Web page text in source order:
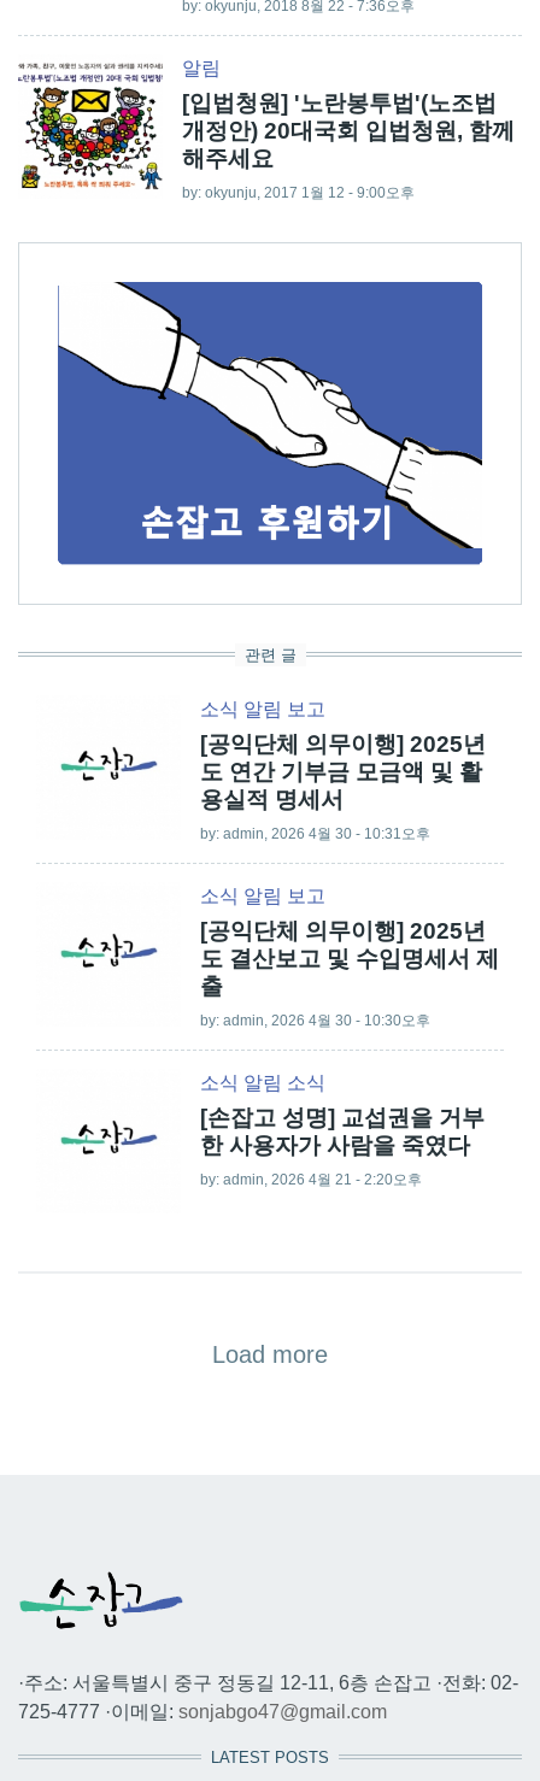
by: okyunju, 2018 8월 22 - 7:36오후
알림
[입법청원] '노란봉투법'(노조법
개정안) 20대국회 입법청원, 함께
해주세요
by: okyunju, 2017 1월 12 - 9:00오후
관련 글
소식 알림 보고
[공익단체 의무이행] 2025년
도 연간 기부금 모금액 및 활
용실적 명세서
by: admin , 2026 4월 30 - 10:31오후
소식 알림 보고
[공익단체 의무이행] 2025년
도 결산보고 및 수입명세서 제
출
by: admin , 2026 4월 30 - 10:30오후
소식 알림 소식
[손잡고 성명] 교섭권을 거부
한 사용자가 사람을 죽였다
by: admin , 2026 4월 21 - 2:20오후
Load more
·주소: 서울특별시 중구 정동길 12-11, 6층 손잡고 ·전화: 02-
725-4777 ·이메일: sonjabgo47@gmail.com
LATEST POSTS